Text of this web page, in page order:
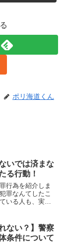
ポリ海道くん
いでは済まな
る行動！
行為を紹介しま
罪なんてしたこ
いる人も、実は
れません。たと
...
ない？】警察
条件について